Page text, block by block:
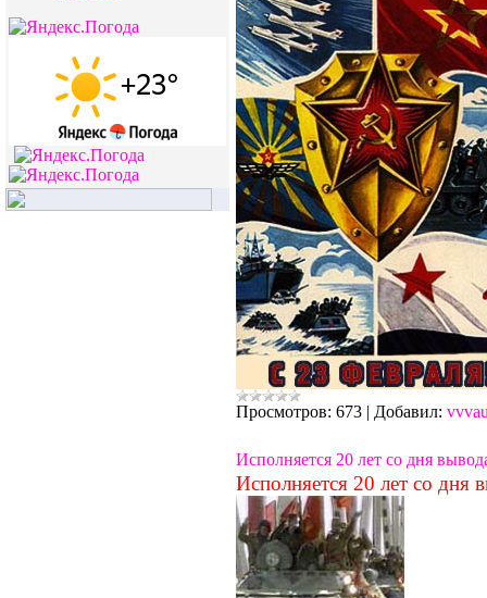
Просмотров: 673 | Добавил:
Исполняется 20 лет со дня
Исполняется 20 лет со дня